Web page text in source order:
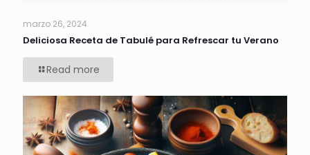
marzo 26, 2024
Deliciosa Receta de Tabulé para Refrescar tu Verano
Read more